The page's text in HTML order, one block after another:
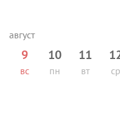
9
вс
10
пн
11
вт ср